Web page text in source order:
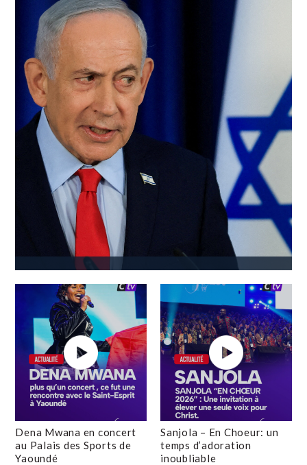
Dena Mwana en concert
au Palais des Sports de
Yaoundé
Sanjola – En Choeur: un
temps d’adoration
inoubliable